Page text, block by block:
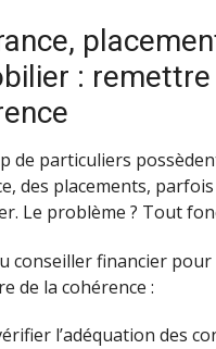
: remettre
de particuliers
des placements,
Le problème ? Tout
conseiller financier
de la cohérence :
l’adéquation des